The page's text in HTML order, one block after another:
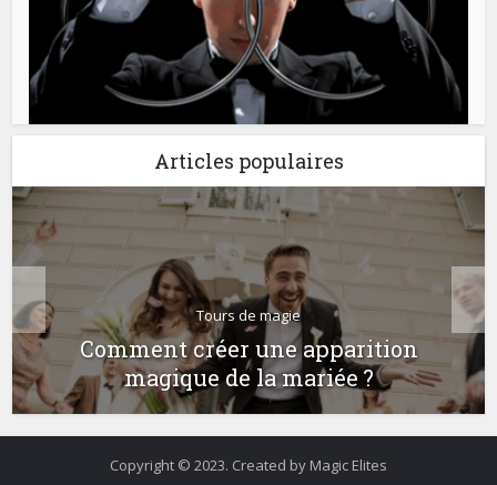
Articles populaires
Tours de magie
Comment créer une apparition
magique de la mariée ?
Copyright © 2023. Created by Magic Elites